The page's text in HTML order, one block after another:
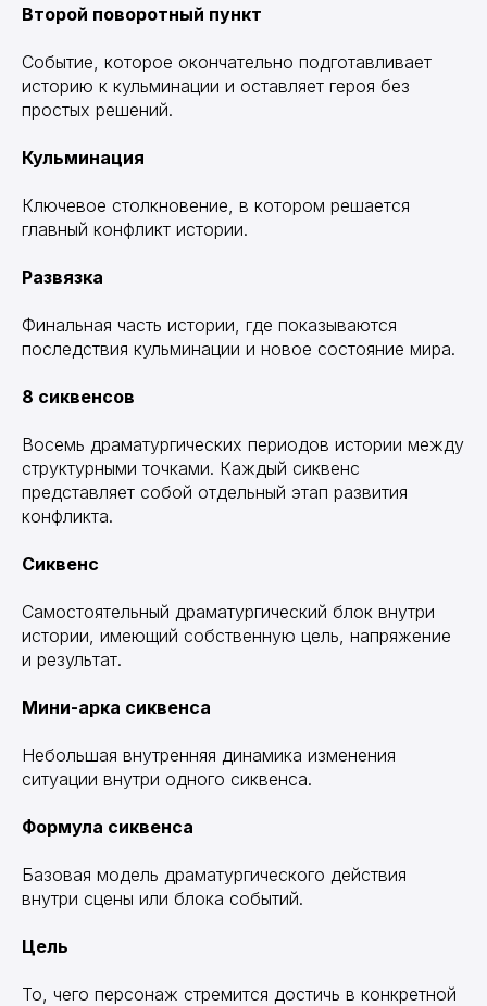
Второй поворотный пункт
Событие, которое окончательно подготавливает
историю к кульминации и оставляет героя без
простых решений.
Кульминация
Ключевое столкновение, в котором решается
главный конфликт истории.
Развязка
Финальная часть истории, где показываются
последствия кульминации и новое состояние мира.
8 сиквенсов
Восемь драматургических периодов истории между
структурными точками. Каждый сиквенс
представляет собой отдельный этап развития
конфликта.
Сиквенс
Самостоятельный драматургический блок внутри
истории, имеющий собственную цель, напряжение
и результат.
Мини-арка сиквенса
Небольшая внутренняя динамика изменения
ситуации внутри одного сиквенса.
Формула сиквенса
Базовая модель драматургического действия
внутри сцены или блока событий.
Цель
То, чего персонаж стремится достичь в конкретной